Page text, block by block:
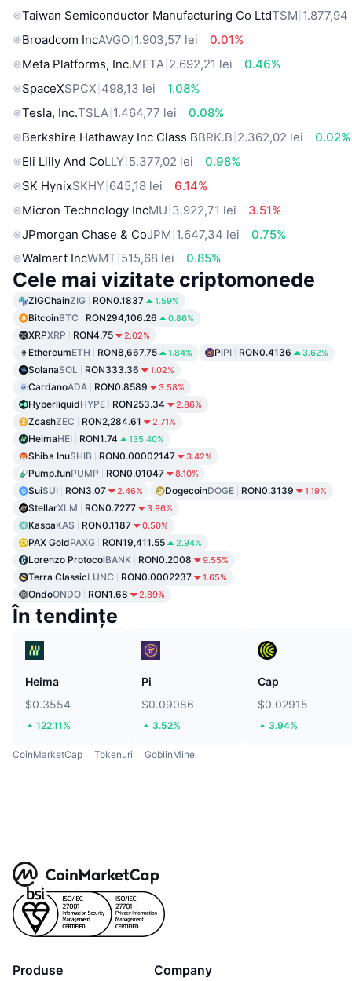
Taiwan Semiconductor Manufacturing Co LtdTSM
Broadcom IncAVGO 1.903,57 lei
0.01%
Meta Platforms, Inc.META 2.692,21 lei
0.46%
SpaceXSPCX 498,13 lei
1.08%
Tesla, Inc.TSLA 1.464,77 lei
0.08%
Berkshire Hathaway Inc Class BBRK.B 2.362,02 lei
0.02%
Eli Lilly And CoLLY 5.377,02 lei
0.98%
SK HynixSKHY 645,18 lei
6.14%
Micron Technology IncMU 3.922,71 lei
3.51%
JPmorgan Chase & CoJPM 1.647,34 lei
0.75%
Walmart IncWMT 515,68 lei 0.85%
Cele mai vizitate criptomonede
ZIGChainZIG RON0.1837 1.59%
BitcoinBTC RON294,106.26 0.86%
XRPXRP RON4.75 2.02%
EthereumETH RON8,667.75 1.84% PiPI RON0.4136 3.62%
SolanaSOL RON333.36 1.02%
CardanoADA RON0.8589 3.58%
HyperliquidHYPE RON253.34 2.86%
ZcashZEC RON2,284.61 2.71%
HeimaHEI RON1.74 135.40%
Shiba InuSHIB RON0.00002147 3.42%
Pump.funPUMP RON0.01047 8.10%
SuiSUI RON3.07 2.46% DogecoinDOGE RON0.3139 1.19%
StellarXLM RON0.7277 3.96%
KaspaKAS RON0.1187 0.50%
PAX GoldPAXG RON19,411.55 2.94%
Lorenzo ProtocolBANK RON0.2008 9.55%
Terra ClassicLUNC RON0.0002237 1.65%
OndoONDO RON1.68 2.89%
În tendințe
Heima
$0.3554
122.11%
Pi
$0.09086
3.52%
Cap
$0.02915
3.94%
CoinMarketCap Tokenuri GoblinMine
Produse Company